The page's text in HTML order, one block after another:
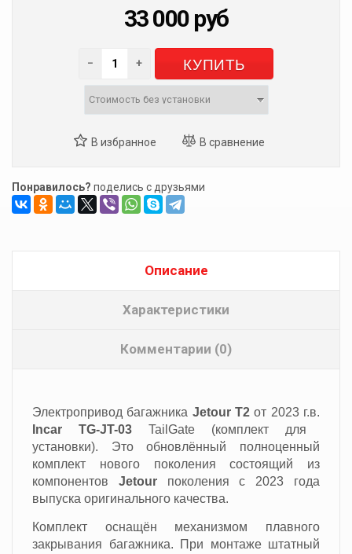
33 000 руб
− + КУПИТЬ
Понравилось? поделись с друзьями
Описание
Характеристики
Комментарии (0)
Электропривод багажника Jetour T2от 2023 г.в.
Incar TG-JT-03 TailGate (комплект для
установки). Это обновлённый полноценный
комплект нового поколения состоящий из
компонентов Jetourпоколения с 2023 года
выпуска оригинального качества.
Комплект оснащён механизмом плавного
закрывания багажника. При монтаже штатный